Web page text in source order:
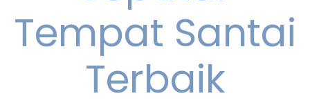
Tempat Santai
Terbaik